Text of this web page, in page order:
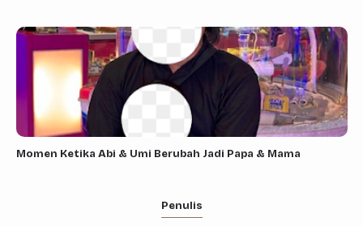
Momen Ketika Abi & Umi Berubah Jadi Papa & Mama
Penulis